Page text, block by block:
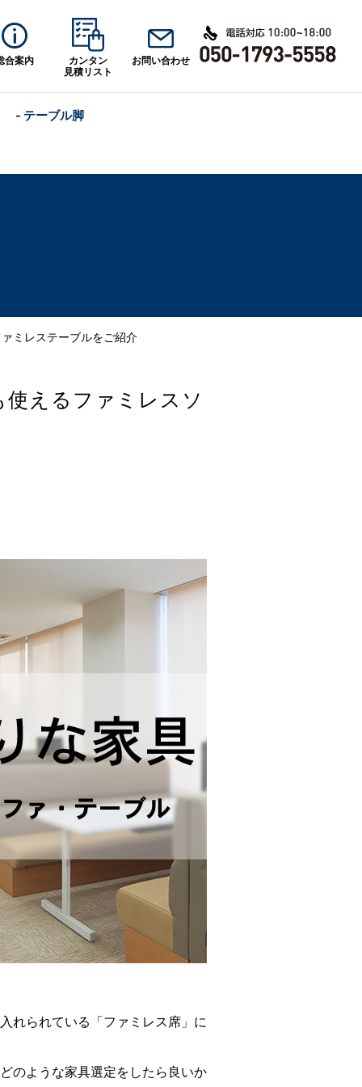
合案内
カンタン
見積リスト
お問い合わせ
- テーブル脚
ミレステーブルをご紹介
えるファミレスソ
れられている「ファミレス席」に
のような家具選定をしたら良いか